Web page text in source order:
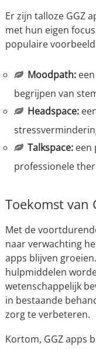
Er zijn talloze GGZ
met hun eigen
populaire
Moodpath:een
begrijpen van
Headspace:
Talkspace:een
professionele
Toekomst van
Met de
naar verwachting
apps blijven
hulpmiddelen
wetenschappelijk
in bestaande
zorg te verbeteren.
Kortom, GGZ apps